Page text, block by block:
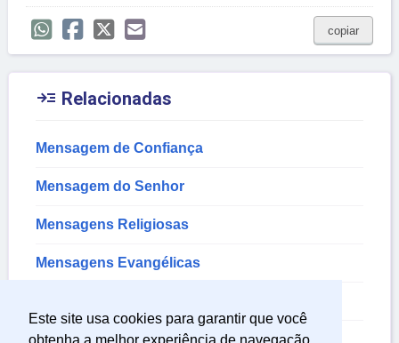
Este site usa cookies para garantir que você
copiar
 Relacionadas
Mensagem de Confiança
Mensagem do Senhor
Mensagens Religiosas
Mensagens Evangélicas
Mensagens Evangelicas de Otimismo